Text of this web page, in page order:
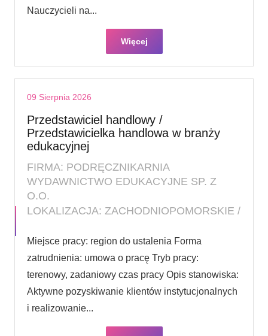
Nauczycieli na...
Więcej
09 Sierpnia 2026
Przedstawiciel handlowy /
Przedstawicielka handlowa w branży
edukacyjnej
FIRMA: PODRĘCZNIKARNIA
WYDAWNICTWO EDUKACYJNE SP. Z
O.O.
LOKALIZACJA: ZACHODNIOPOMORSKIE /
Miejsce pracy: region do ustalenia Forma
zatrudnienia: umowa o pracę Tryb pracy:
terenowy, zadaniowy czas pracy Opis stanowiska:
Aktywne pozyskiwanie klientów instytucjonalnych
i realizowanie...